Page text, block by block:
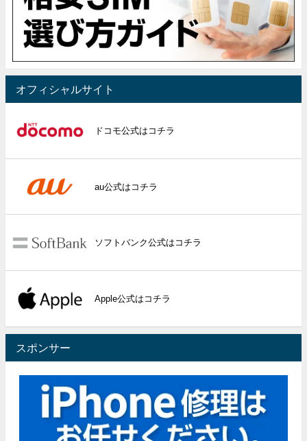
オフィシャルサイト
ドコモ公式はコチラ
au公式はコチラ
ソフトバンク公式はコチラ
Apple公式はコチラ
スポンサー